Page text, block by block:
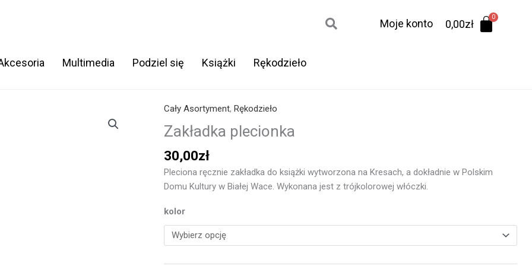
Moje konto 0,00zł
Multimedia Podziel się Książki Rękodzieło
Cały Asortyment, Rękodzieło
Zakładka plecionka
30,00zł
Pleciona ręcznie zakładka do książki wytworzona na Kresach, a dokładnie w Polskim
Domu Kultury w Białej Wace. Wykonana jest z trójkolorowej włóczki.
kolor
ilość
Zakładka
plecionka